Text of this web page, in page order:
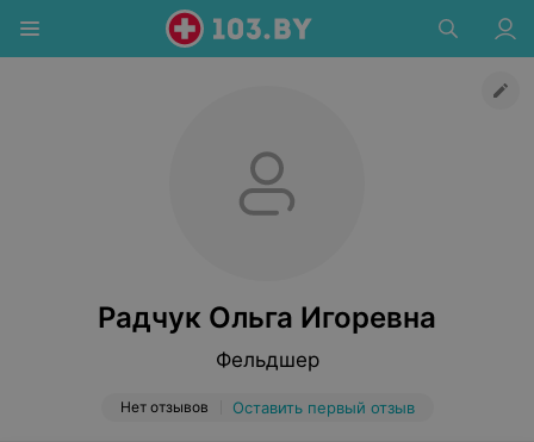
Радчук Ольга Игоревна
Фельдшер
Нет отзывов Оставить первый отзыв